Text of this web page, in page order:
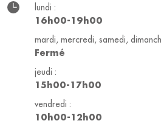
lundi :
16h00-19h00
mardi, mercredi, samedi,
Fermé
jeudi :
15h00-17h00
vendredi :
10h00-12h00